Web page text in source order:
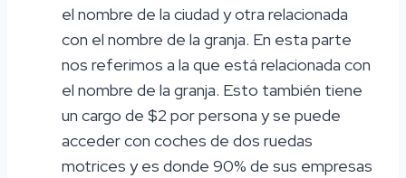
el nombre de la ciudad y otra relacionada
con el nombre de la granja. En esta parte
nos referimos a la que está relacionada con
el nombre de la granja. Esto también tiene
un cargo de $2 por persona y se puede
acceder con coches de dos ruedas
motrices y es donde 90% de sus empresas